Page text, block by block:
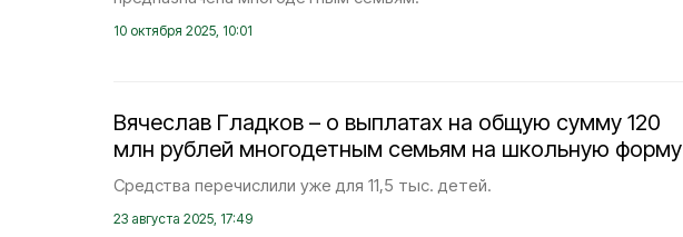
10 октября 2025, 10:01
Вячеслав Гладков – о выплатах на общую сумму 120
млн рублей многодетным семьям на школьную форму
Средства перечислили уже для 11,5 тыс. детей.
23 августа 2025, 17:49